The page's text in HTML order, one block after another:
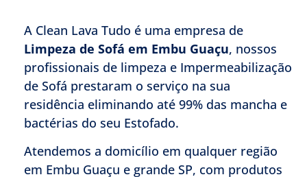
A Clean Lava Tudo é uma empresa de
Limpeza de Sofá em Embu Guaçu, nossos
profissionais de limpeza e Impermeabilização
de Sofá prestaram o serviço na sua
residência eliminando até 99% das mancha e
bactérias do seu Estofado.
Atendemos a domicílio em qualquer região
em Embu Guaçu e grande SP, com produtos